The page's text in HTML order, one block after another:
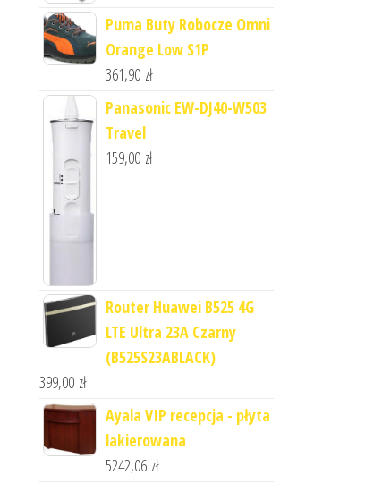
Puma Buty Robocze Omni
Orange Low S1P
361,90 zł
Panasonic EW-DJ40-W503
Travel
159,00 zł
Router Huawei B525 4G
LTE Ultra 23A Czarny
(B525S23ABLACK)
399,00 zł
Ayala VIP recepcja - płyta
lakierowana
5242,06 zł